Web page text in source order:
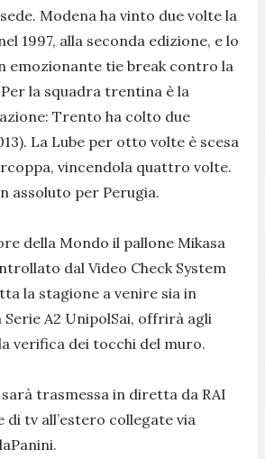
Modena ha vinto due volte la
1997, alla seconda edizione, e lo
emozionante tie break contro la
la squadra trentina è la
Trento ha colto due
La Lube per otto volte è scesa
vincendola quattro volte.
assoluto per Perugia.
della Mondo il pallone Mikasa
dal Video Check System
la stagione a venire sia in
Serie A2 UnipolSai, offrirà agli
verifica dei tocchi del muro.
trasmessa in diretta da RAI
di tv all’estero collegate via